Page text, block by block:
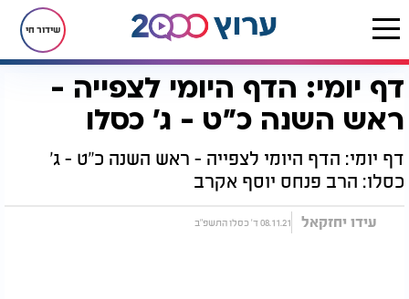
שידור חי
דף הבית הדף היומי מסכת ראש השנה דף יומי: הדף היומי לצפייה - ראש השנה כ"ט - ג' כסלו
דף יומי: הדף היומי לצפייה -
ראש השנה כ"ט - ג' כסלו
דף יומי: הדף היומי לצפייה - ראש השנה כ"ט - ג'
כסלו: הרב פנחס יוסף אקרב
עידו יחזקאל 08.11.21 ד' כסלו התשפ"ב